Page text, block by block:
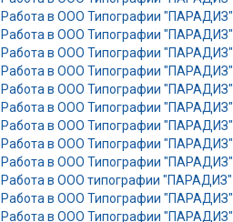
Работа в ООО Типографии "ПАРАДИЗ"
Работа в ООО Типографии "ПАРАДИЗ"
Работа в ООО Типографии "ПАРАДИЗ"
Работа в ООО Типографии "ПАРАДИЗ"
Работа в ООО Типографии "ПАРАДИЗ"
Работа в ООО Типографии "ПАРАДИЗ"
Работа в ООО Типографии "ПАРАДИЗ"
Работа в ООО Типографии "ПАРАДИЗ"
Работа в ООО Типографии "ПАРАДИЗ"
Работа в ООО типографии "ПАРАДИЗ"
Работа в ООО Типографии "ПАРАДИЗ"
Работа в ООО Типографии "ПАРАДИЗ"